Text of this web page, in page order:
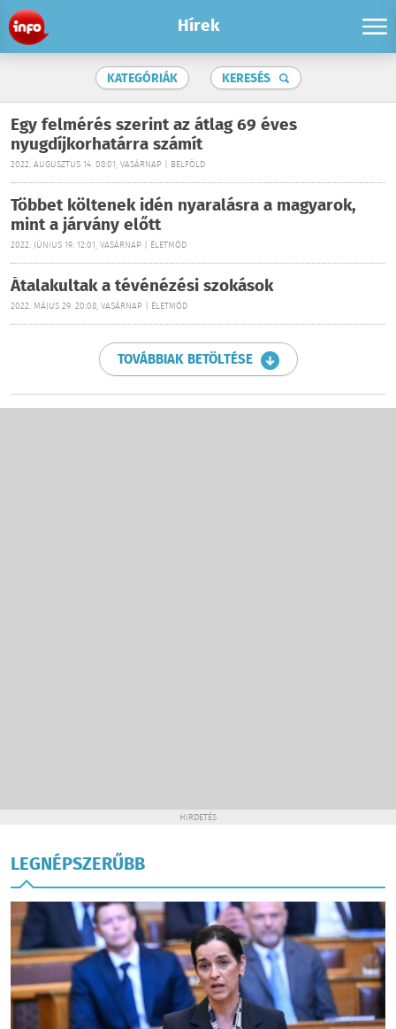
Hírek
KATEGÓRIÁK KERESÉS
Egy felmérés szerint az átlag 69 éves
nyugdíjkorhatárra számít
2022. AUGUSZTUS 14. 08:01, VASÁRNAP | BELFÖLD
Többet költenek idén nyaralásra a magyarok,
mint a járvány előtt
2022. JÚNIUS 19. 12:01, VASÁRNAP | ÉLETMÓD
Átalakultak a tévénézési szokások
2022. MÁJUS 29. 20:08, VASÁRNAP | ÉLETMÓD
TOVÁBBIAK BETÖLTÉSE
HIRDETÉS
LEGNÉPSZERŰBB